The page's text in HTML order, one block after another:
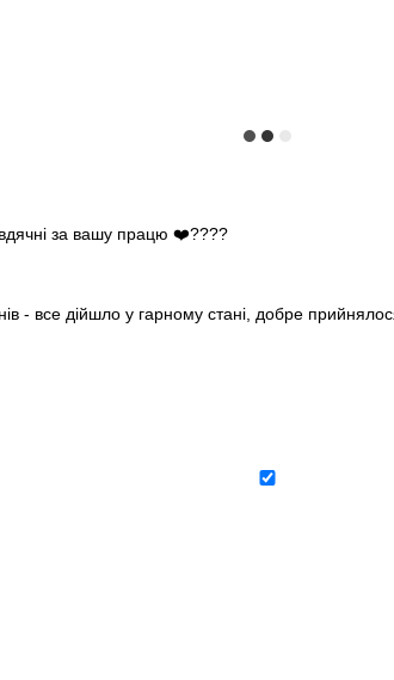
за вашу працю ❤️????
- все дійшло у гарному стані, добре